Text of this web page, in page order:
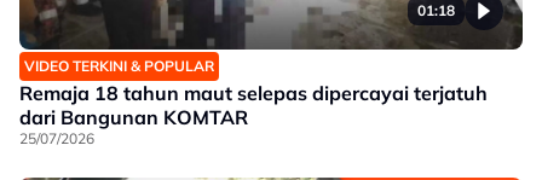
01:18
VIDEO TERKINI & POPULAR
Remaja 18 tahun maut selepas dipercayai terjatuh
dari Bangunan KOMTAR
25/07/2026